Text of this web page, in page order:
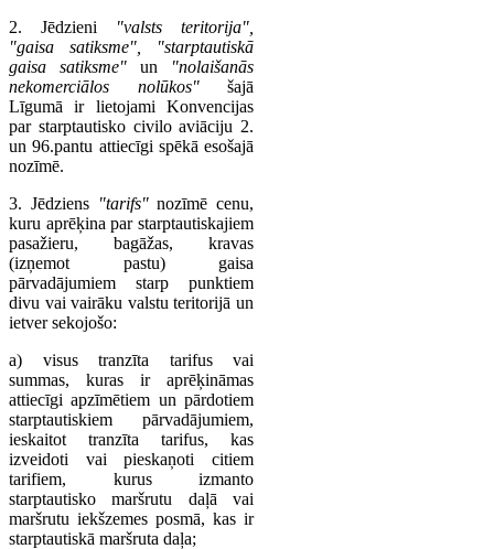
2. Jēdzieni
"valsts teritorija",
"gaisa satiksme", "starptautiskā
gaisa satiksme" un
"nolaišanās
nekomerciālos nolūkos"šajā
Līgumā ir lietojami Konvencijas
par starptautisko civilo aviāciju 2.
un 96.pantu attiecīgi spēkā esošajā
nozīmē.
3. Jēdziens "tarifs"nozīmē cenu,
kuru aprēķina par starptautiskajiem
pasažieru, bagāžas, kravas
(izņemot pastu) gaisa
pārvadājumiem starp punktiem
divu vai vairāku valstu teritorijā un
ietver sekojošo:
a) visus tranzīta tarifus vai
summas, kuras ir aprēķināmas
attiecīgi apzīmētiem un pārdotiem
starptautiskiem pārvadājumiem,
ieskaitot tranzīta tarifus, kas
izveidoti vai pieskaņoti citiem
tarifiem, kurus izmanto
starptautisko maršrutu daļā vai
maršrutu iekšzemes posmā, kas ir
starptautiskā maršruta daļa;